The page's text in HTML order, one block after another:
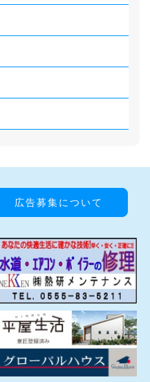
広告募集について